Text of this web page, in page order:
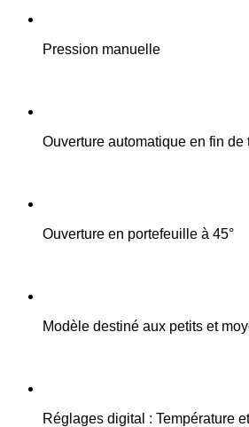
Pression manuelle
Ouverture automatique en fin de
Ouverture en portefeuille à 45°
Modèle destiné aux petits et
Réglages digital : Température